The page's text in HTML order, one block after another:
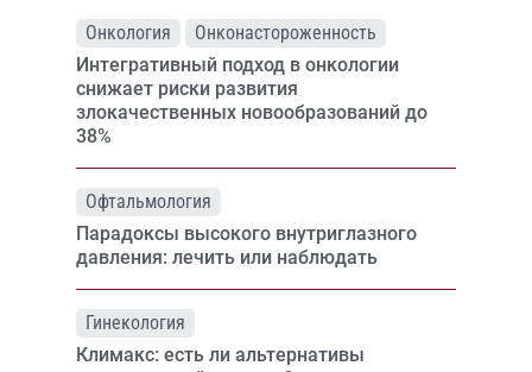
Онкология
Онконастороженность
Интегративный подход в онкологии
снижает риски развития
злокачественных новообразований до
38%
Офтальмология
Парадоксы высокого внутриглазного
давления: лечить или наблюдать
Гинекология
Климакс: есть ли альтернативы